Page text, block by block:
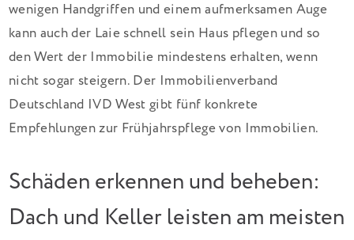
wenigen Handgriffen und einem aufmerksamen Auge
kann auch der Laie schnell sein Haus pflegen und so
den Wert der Immobilie mindestens erhalten, wenn
nicht sogar steigern. Der Immobilienverband
Deutschland IVD West gibt fünf konkrete
Empfehlungen zur Frühjahrspflege von Immobilien.
Schäden erkennen und beheben:
Dach und Keller leisten am meisten